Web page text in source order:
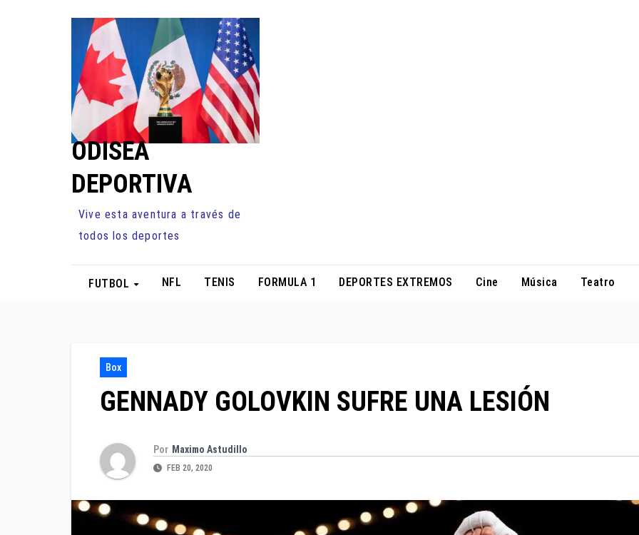
ODISEA
DEPORTIVA
Vive esta aventura a través de
todos los deportes
FUTBOL NFL TENIS FORMULA 1 DEPORTES EXTREMOS Cine Música Teatro
Box
GENNADY GOLOVKIN SUFRE UNA LESIÓN
Por Maximo Astudillo
FEB 20, 2020